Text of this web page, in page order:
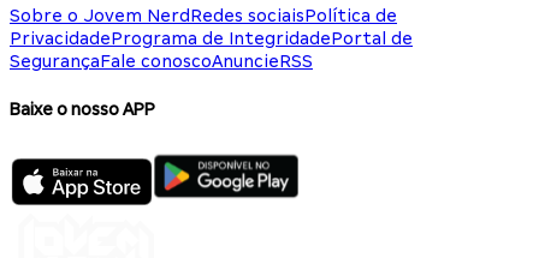
Sobre o Jovem NerdRedes sociaisPolítica de
PrivacidadePrograma de IntegridadePortal de
SegurançaFale conoscoAnuncieRSS
Baixe o nosso APP